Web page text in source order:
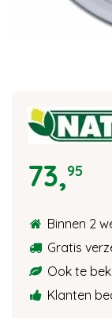
73,95
Binnen 2
Gratis
Ook te
Klanten